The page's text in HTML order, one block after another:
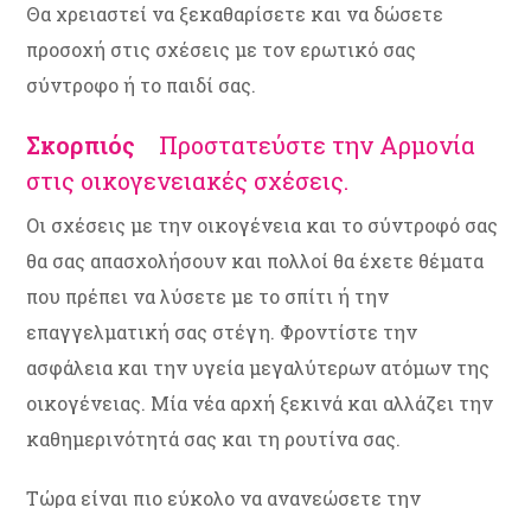
Θα χρειαστεί να ξεκαθαρίσετε και να δώσετε
προσοχή στις σχέσεις με τον ερωτικό σας
σύντροφο ή το παιδί σας.
Σκορπιός Προστατεύστε την Αρμονία
στις οικογενειακές σχέσεις.
Οι σχέσεις με την οικογένεια και το σύντροφό σας
θα σας απασχολήσουν και πολλοί θα έχετε θέματα
που πρέπει να λύσετε με το σπίτι ή την
επαγγελματική σας στέγη. Φροντίστε την
ασφάλεια και την υγεία μεγαλύτερων ατόμων της
οικογένειας. Μία νέα αρχή ξεκινά και αλλάζει την
καθημερινότητά σας και τη ρουτίνα σας.
Τώρα είναι πιο εύκολο να ανανεώσετε την